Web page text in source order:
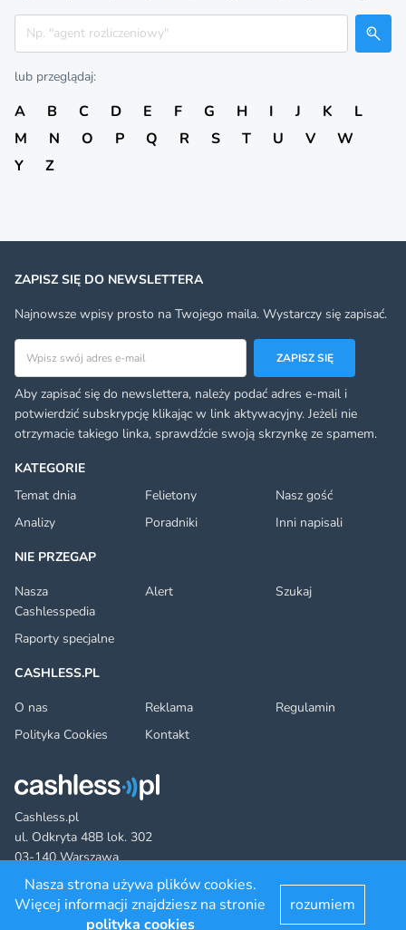
Szukaj
lub przeglądaj:
A B C D E F G H I J K
L
M
N O P Q R S T U V
W
Y
Z
Cashless.pl
ul. Odkryta 48B lok. 302
03-140 Warszawa
FacebookTwitterYouTubeLinkedInRSS
©2022 cashless.pl. All rights reserved.
KATEGORIE
Temat dnia
Felietony
Nasz gość
Analizy
Poradniki
Inni napisali
NIE PRZEGAP
Nasza
Cashlesspedia
Alert Szukaj
Raporty specjalne
CASHLESS.PL
O nas
Reklama
Regulamin
Polityka Cookies
Kontakt
ZAPISZ SIĘ DO NEWSLETTERA
Najnowsze wpisy prosto na Twojego maila. Wystarczy się zapisać.
ZAPISZ SIĘ
Aby zapisać się do newslettera, należy podać adres e-mail i
potwierdzić subskrypcję klikając w link aktywacyjny. Jeżeli nie
otrzymacie takiego linka, sprawdźcie swoją skrzynkę ze spamem.
Nasza strona używa plików cookies.
Więcej informacji znajdziesz na stronie
polityka cookies
rozumiem